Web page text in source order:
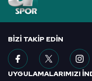
BIZI TAKIP EDIN
UYGULAMALARIMIZI